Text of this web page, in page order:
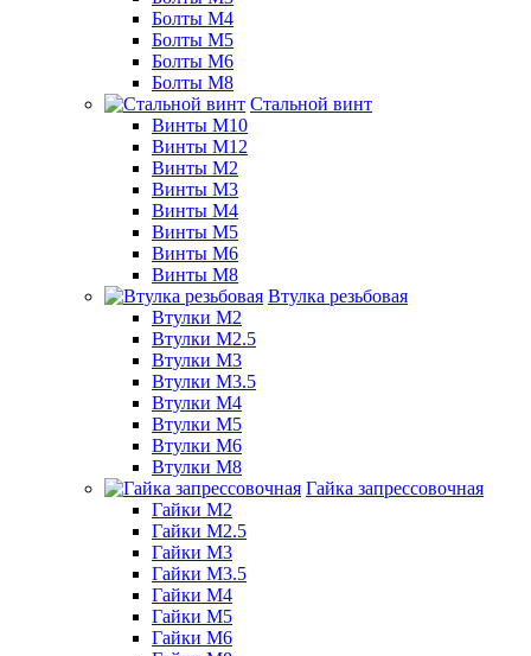
Болты М4
Болты М5
Болты М6
Болты М8
Стальной винт
Винты М10
Винты М12
Винты М2
Винты М3
Винты М4
Винты М5
Винты М6
Винты М8
Втулка резьбовая
Втулки М2
Втулки М2.5
Втулки М3
Втулки М3.5
Втулки М4
Втулки М5
Втулки М6
Втулки М8
Гайка запрессовочная
Гайки М2
Гайки М2.5
Гайки М3
Гайки М3.5
Гайки М4
Гайки М5
Гайки М6